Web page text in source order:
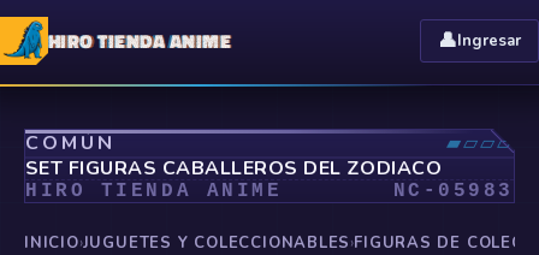
HIRO TIENDA ANIME 👤Ingresar
COMÚN ▰▱▱▱
⤢
SET FIGURAS CABALLEROS DEL ZODIACO
HIRO TIENDA ANIME NC- 05983
INICIO›JUGUETES Y COLECCIONABLES›FIGURAS DE